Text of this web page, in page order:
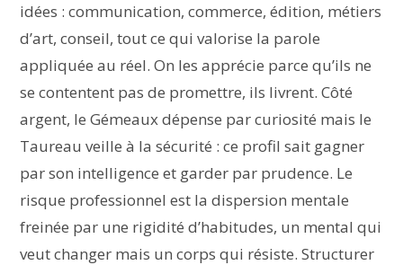
idées : communication, commerce, édition, métiers
d’art, conseil, tout ce qui valorise la parole
appliquée au réel. On les apprécie parce qu’ils ne
se contentent pas de promettre, ils livrent. Côté
argent, le Gémeaux dépense par curiosité mais le
Taureau veille à la sécurité : ce profil sait gagner
par son intelligence et garder par prudence. Le
risque professionnel est la dispersion mentale
freinée par une rigidité d’habitudes, un mental qui
veut changer mais un corps qui résiste. Structurer